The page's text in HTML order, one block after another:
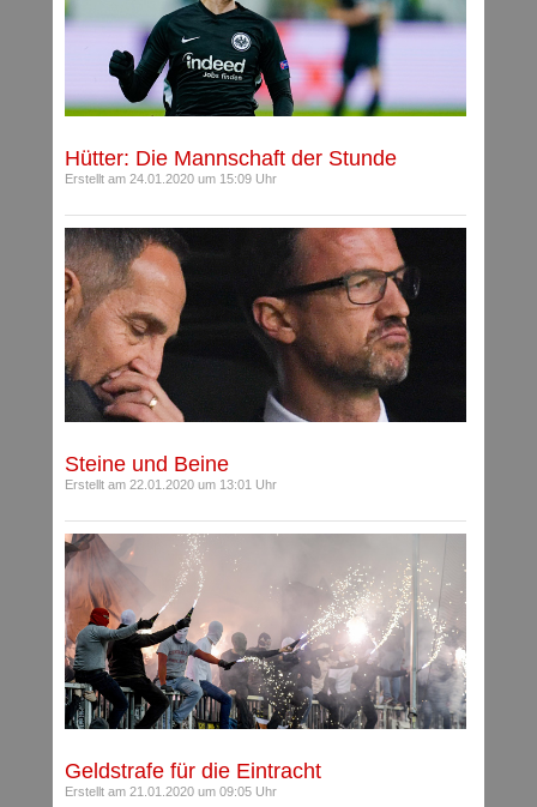
Hütter: Die Mannschaft der Stunde
Erstellt am 24.01.2020 um 15:09 Uhr
Steine und Beine
Erstellt am 22.01.2020 um 13:01 Uhr
Geldstrafe für die Eintracht
Erstellt am 21.01.2020 um 09:05 Uhr